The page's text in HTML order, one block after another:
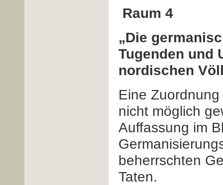
Raum 4
„Die
Tugenden und
nordischen
Eine
nicht möglich
Auffassung im
beherrschten
Taten.